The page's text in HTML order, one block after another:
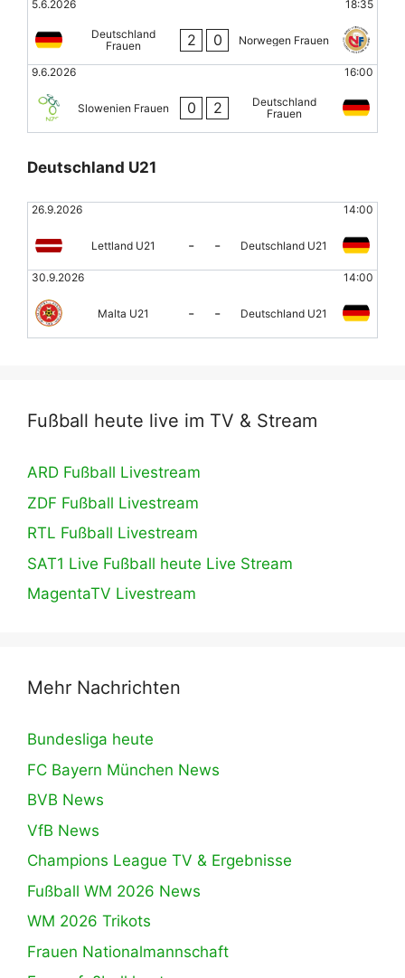
5.6.2026 18:35
Deutschland
Frauen
2 0 Norwegen Frauen
9.6.2026 16:00
Slowenien Frauen 0 2
Deutschland
Frauen
Deutschland U21
26.9.2026 14:00
Lettland U21 - - Deutschland U21
30.9.2026 14:00
Malta U21 - - Deutschland U21
Fußball heute live im TV & Stream
ARD Fußball Livestream
ZDF Fußball Livestream
RTL Fußball Livestream
SAT1 Live Fußball heute Live Stream
MagentaTV Livestream
Mehr Nachrichten
Bundesliga heute
FC Bayern München News
BVB News
VfB News
Champions League TV & Ergebnisse
Fußball WM 2026 News
WM 2026 Trikots
Frauen Nationalmannschaft